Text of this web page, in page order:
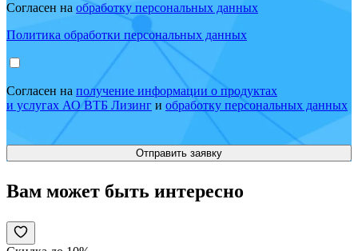
Согласен на обработку персональных данных
Политика обработки персональных данных
Согласен на получение информации о продуктах
и услугах АО ВТБ Лизинг и обработку персональных данных
Вам может быть интересно